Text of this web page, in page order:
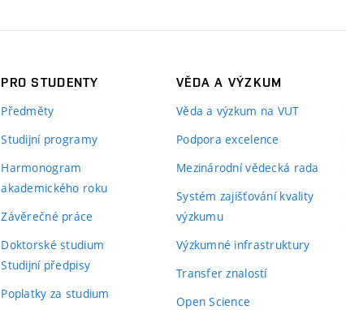
PRO STUDENTY
Předměty
Studijní programy
Harmonogram
akademického roku
Závěrečné práce
Doktorské studium
Studijní předpisy
Poplatky za studium
VĚDA A VÝZKUM
Věda a výzkum na VUT
Podpora excelence
Mezinárodní vědecká rada
Systém zajišťování kvality
výzkumu
Výzkumné infrastruktury
Transfer znalostí
Open Science